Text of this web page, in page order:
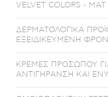
VELVET COLORS - ΜΑΤ
ΔΕΡΜΑΤΟΛΟΓΙΚΑ
ΕΞΕΙΔΙΚΕΥΜΕΝΗ
ΚΡΕΜΕΣ ΠΡΟΣΩΠΟΥ
ΑΝΤΙΓΗΡΑΝΣΗ ΚΑΙ